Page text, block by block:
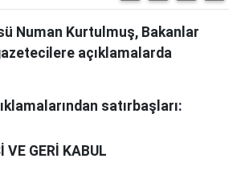
Numan Kurtulmuş, Bakanlar
açıklamalarda
satırbaşları:
VE GERİ KABUL